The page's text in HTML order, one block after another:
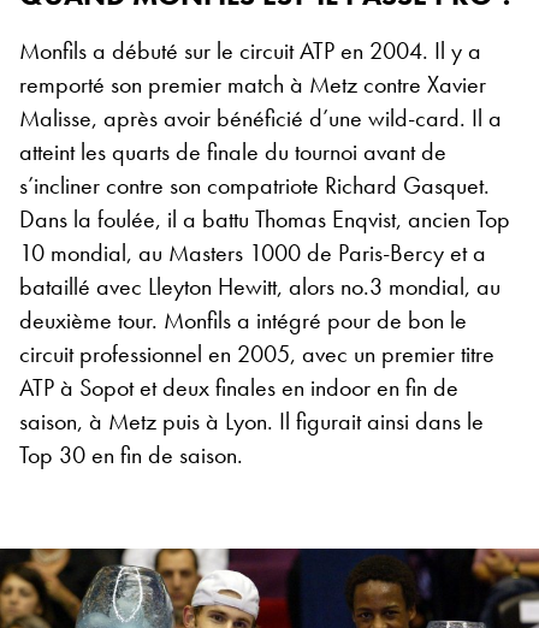
Monfils a débuté sur le circuit ATP en 2004. Il y a
remporté son premier match à Metz contre Xavier
Malisse, après avoir bénéficié d’une wild-card. Il a
atteint les quarts de finale du tournoi avant de
s’incliner contre son compatriote Richard Gasquet.
Dans la foulée, il a battu Thomas Enqvist, ancien Top
10 mondial, au Masters 1000 de Paris-Bercy et a
bataillé avec Lleyton Hewitt, alors no.3 mondial, au
deuxième tour. Monfils a intégré pour de bon le
circuit professionnel en 2005, avec un premier titre
ATP à Sopot et deux finales en indoor en fin de
saison, à Metz puis à Lyon. Il figurait ainsi dans le
Top 30 en fin de saison.